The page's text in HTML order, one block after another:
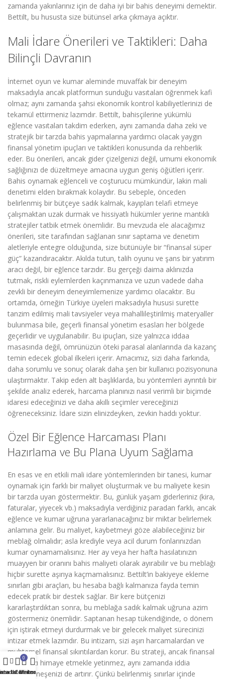
zamanda yakınlarınız için de daha iyi bir bahis deneyimi demektir.
Bettilt, bu hususta size bütünsel arka çıkmaya açıktır.
Mali İdare Önerileri ve Taktikleri: Daha
Bilinçli Davranın
İnternet oyun ve kumar aleminde muvaffak bir deneyim
maksadıyla ancak platformun sunduğu vasıtaları öğrenmek kafi
olmaz; aynı zamanda şahsi ekonomik kontrol kabiliyetlerinizi de
tekamül ettirmeniz lazımdır. Bettilt, bahisçilerine yükümlü
eğlence vasıtaları takdim ederken, aynı zamanda daha zeki ve
stratejik bir tarzda bahis yapmalarına yardımcı olacak yaygın
finansal yönetim ipuçları ve taktikleri konusunda da rehberlik
eder. Bu önerileri, ancak gider çizelgenizi değil, umumi ekonomik
sağlığınızı de düzeltmeye amacına uygun geniş öğütleri içerir.
Bahis oynamak eğlenceli ve coşturucu mümkündür, lakin mali
denetimi elden bırakmak kolaydır. Bu sebeple, önceden
belirlenmiş bir bütçeye sadık kalmak, kayıpları telafi etmeye
çalışmaktan uzak durmak ve hissiyatlı hükümler yerine mantıklı
stratejiler tatbik etmek önemlidir. Bu mevzuda ele alacağımız
önerileri, site tarafından sağlanan sınır saptama ve denetim
aletleriyle entegre olduğunda, size bütünüyle bir “finansal süper
güç” kazandıracaktır. Akılda tutun, talih oyunu ve şans bir yatırım
aracı değil, bir eğlence tarzıdır. Bu gerçeği daima aklınızda
tutmak, riskli eylemlerden kaçınmanıza ve uzun vadede daha
zevkli bir deneyim deneyimlemenize yardımcı olacaktır. Bu
ortamda, örneğin Türkiye üyeleri maksadıyla hususi surette
tanzim edilmiş mali tavsiyeler veya mahallileştirilmiş materyaller
bulunmasa bile, geçerli finansal yönetim esasları her bölgede
geçerlidir ve uygulanabilir. Bu ipuçları, size yalnızca iddaa
masasında değil, ömrünüzün öteki parasal alanlarında da kazanç
temin edecek global ilkeleri içerir. Amacımız, sizi daha farkında,
daha sorumlu ve sonuç olarak daha şen bir kullanıcı pozisyonuna
ulaştırmaktır. Takip eden alt başlıklarda, bu yöntemleri ayrıntılı bir
şekilde analiz ederek, harcama planınızı nasıl verimli bir biçimde
idaresi edeceğinizi ve daha akıllı seçimler vereceğinizi
öğreneceksiniz. İdare sizin elinizdeyken, zevkin haddı yoktur.
Özel Bir Eğlence Harcaması Planı
Hazırlama ve Bu Plana Uyum Sağlama
En esas ve en etkili mali idare yöntemlerinden bir tanesi, kumar
oynamak için farklı bir maliyet oluşturmak ve bu maliyete kesin
bir tarzda uyan göstermektir. Bu, günlük yaşam giderleriniz (kira,
faturalar, yiyecek vb.) maksadıyla verdiğiniz paradan farklı, ancak
eğlence ve kumar uğruna yararlanacağınız bir miktar belirlemek
anlamına gelir. Bu maliyet, kaybetmeyi göze alabileceğiniz bir
meblağ olmalıdır; asla krediyle veya acil durum fonlarınızdan
kumar oynamamalısınız. Her ay veya her hafta hasılatınızın
muayyen bir oranını bahis maliyeti olarak ayırabilir ve bu meblağı
hiçbir surette aşırıya kaçmamalısınız. Bettilt’in bakiyeye ekleme
sınırları gibi araçları, bu hesaba bağlı kalmanıza fayda temin
edecek pratik bir destek sağlar. Bir kere bütçenizi
kararlaştırdıktan sonra, bu meblağa sadık kalmak uğruna azim
göstermeniz önemlidir. Saptanan hesap tükendiğinde, o dönem
için iştirak etmeyi durdurmak ve bir gelecek maliyet sürecinizi
intizar etmek lazımdır. Bu intizam, sizi aşırı harcamalardan ve
muhtemel finansal sıkıntılardan korur. Bu strateji, ancak finansal
sağlığınızı himaye etmekle yetinmez, aynı zamanda iddia
etmenin neşenizi de artırır. Çünkü belirlenmiş sınırlar içinde
lateral
de deseos
0
Carrito
Mi cuenta